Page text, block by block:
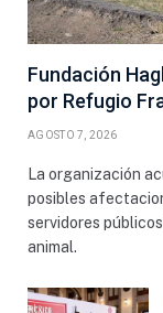
Fundación
por Refugio
AGOSTO 7, 2026
La organización
posibles
servidores
animal.